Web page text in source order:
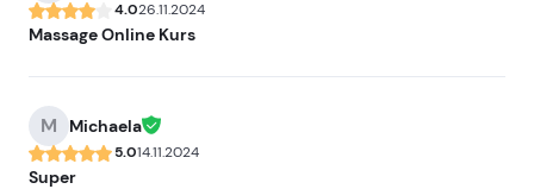
4.026.11.2024
Massage Online Kurs
M Michaela
5.014.11.2024
Super